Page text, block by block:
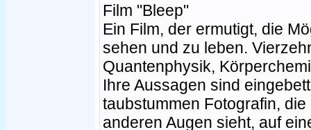
Film "Bleep"
Ein Film, der ermutigt, die
sehen und zu leben.
Quantenphysik,
Ihre Aussagen sind
taubstummen Fotografin,
anderen Augen sieht, auf